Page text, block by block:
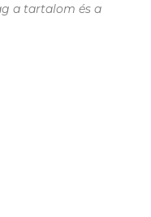
a tartalom és a